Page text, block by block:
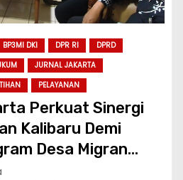
BP3MI DKI DPR RI
DPRD
JURNAL JAKARTA
PELAYANAN
Perkuat Sinergi
Kalibaru Demi
Desa Migran